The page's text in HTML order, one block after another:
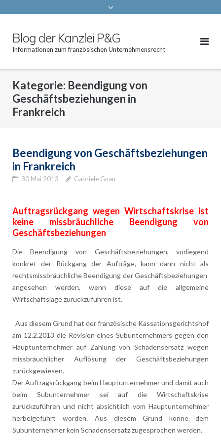
Blog der Kanzlei P&G
Informationen zum französischen Unternehmensrecht
Kategorie: Beendigung von
Geschäftsbeziehungen in
Frankreich
Beendigung von Geschäftsbeziehungen
in Frankreich
30 Mai 2013 Gabriele Gnan
Auftragsrückgang wegen Wirtschaftskrise ist
keine missbräuchliche Beendigung von
Geschäftsbeziehungen
Die Beendigung von Geschäftsbeziehungen, vorliegend
konkret der Rückgang der Aufträge, kann dann nicht als
rechtsmissbräuchliche Beendigung der Geschäftsbeziehungen
angesehen werden, wenn diese auf die allgemeine
Wirtschaftslage zurückzuführen ist.
Aus diesem Grund hat der französische Kassationsgerichtshof
am 12.2.2013 die Revision eines Subunternehmers gegen den
Hauptunternehmer auf Zahlung von Schadensersatz wegen
missbräuchlicher Auflösung der Geschäftsbeziehungen
zurückgewiesen.
Der Auftragsrückgang beim Hauptunternehmer und damit auch
beim Subunternehmer sei auf die Wirtschaftskrise
zurückzuführen und nicht absichtlich vom Hauptunternehmer
herbeigeführt worden. Aus diesem Grund könne dem
Subunternehmer kein Schadensersatz zugesprochen werden.